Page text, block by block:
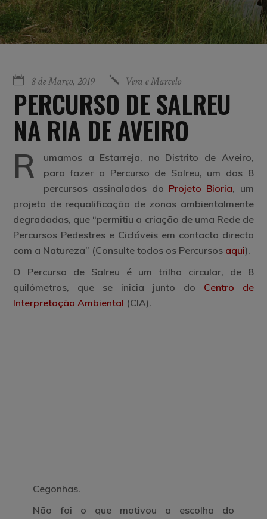
8 de Março, 2019 Vera e Marcelo
PERCURSO DE SALREU
NA RIA DE AVEIRO
R
umamos a Estarreja, no Distrito de Aveiro,
para fazer o Percurso de Salreu, um dos 8
percursos assinalados do Projeto Bioria, um
projeto de requalificação de zonas ambientalmente
degradadas, que “permitiu a criação de uma Rede de
Percursos Pedestres e Cicláveis em contacto directo
com a Natureza” (Consulte todos os Percursos aqui).
O Percurso de Salreu é um trilho circular, de 8
quilómetros, que se inicia junto do Centro de
Interpretação Ambiental (CIA).
Cegonhas.
Não foi o que motivou a escolha do